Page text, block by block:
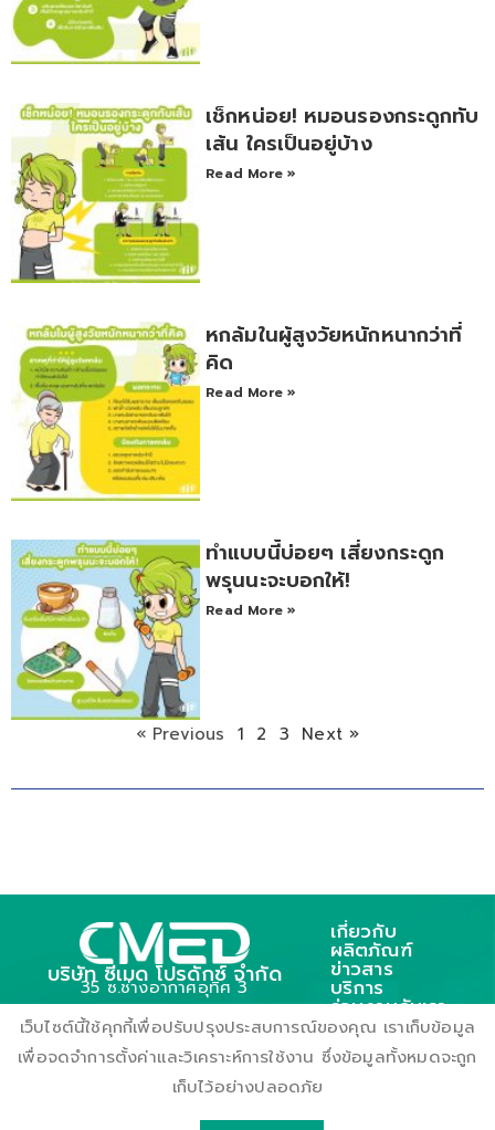
เช็กหน่อย! หมอนรองกระดูกทับ
เส้น ใครเป็นอยู่บ้าง
Read More »
หกล้มในผู้สูงวัยหนักหนากว่าที่
คิด
Read More »
ทำแบบนี้บ่อยๆ เสี่ยงกระดูก
พรุนนะจะบอกให้!
Read More »
« Previous 1 2 3 Next »
บริษัท ซีเมด โปรดักซ์ จำกัด
35 ซ.ช่างอากาศอุทิศ 3
ถ.ช่างอากาศอุทิศ แขวงดอนเมือง
เขตตอนเมือง กรุงเทพฯ 10210
เกี่ยวกับ
ผลิตภัณฑ์
ข่าวสาร
บริการ
ร่วมงานกับเรา
ติดต่อเรา
เว็บไซต์นี้ใช้คุกกี้เพื่อปรับปรุงประสบการณ์ของคุณ เราเก็บข้อมูล
เพื่อจดจำการตั้งค่าและวิเคราะห์การใช้งาน ซึ่งข้อมูลทั้งหมดจะถูก
เก็บไว้อย่างปลอดภัย